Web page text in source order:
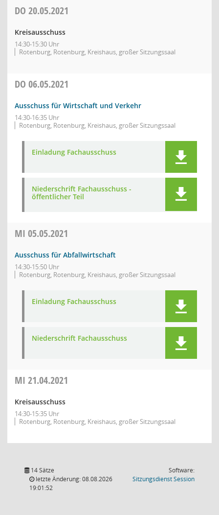
DO 20.05.2021
Kreisausschuss
14:30-15:30 Uhr
Rotenburg, Rotenburg, Kreishaus, großer Sitzungssaal
DO 06.05.2021
Ausschuss für Wirtschaft und Verkehr
14:30-16:35 Uhr
Rotenburg, Rotenburg, Kreishaus, großer Sitzungssaal
Einladung Fachausschuss
Niederschrift Fachausschuss -
öffentlicher Teil
MI 05.05.2021
Ausschuss für Abfallwirtschaft
14:30-15:50 Uhr
Rotenburg, Rotenburg, Kreishaus, großer Sitzungssaal
Einladung Fachausschuss
Niederschrift Fachausschuss
MI 21.04.2021
Kreisausschuss
14:30-15:35 Uhr
Rotenburg, Rotenburg, Kreishaus, großer Sitzungssaal
14 Sätze
letzte Änderung: 08.08.2026
19:01:52
Software:
SitzungsdienstSession(Wird in